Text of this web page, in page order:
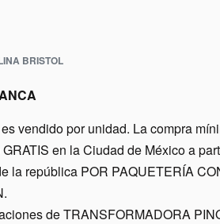
BRISTOL
vendido por unidad. La compra
en la Ciudad de México a
la república POR PAQUETERÍA
de TRANSFORMADORA